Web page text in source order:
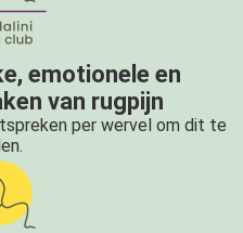
emotionele en
van rugpijn
per wervel om dit te